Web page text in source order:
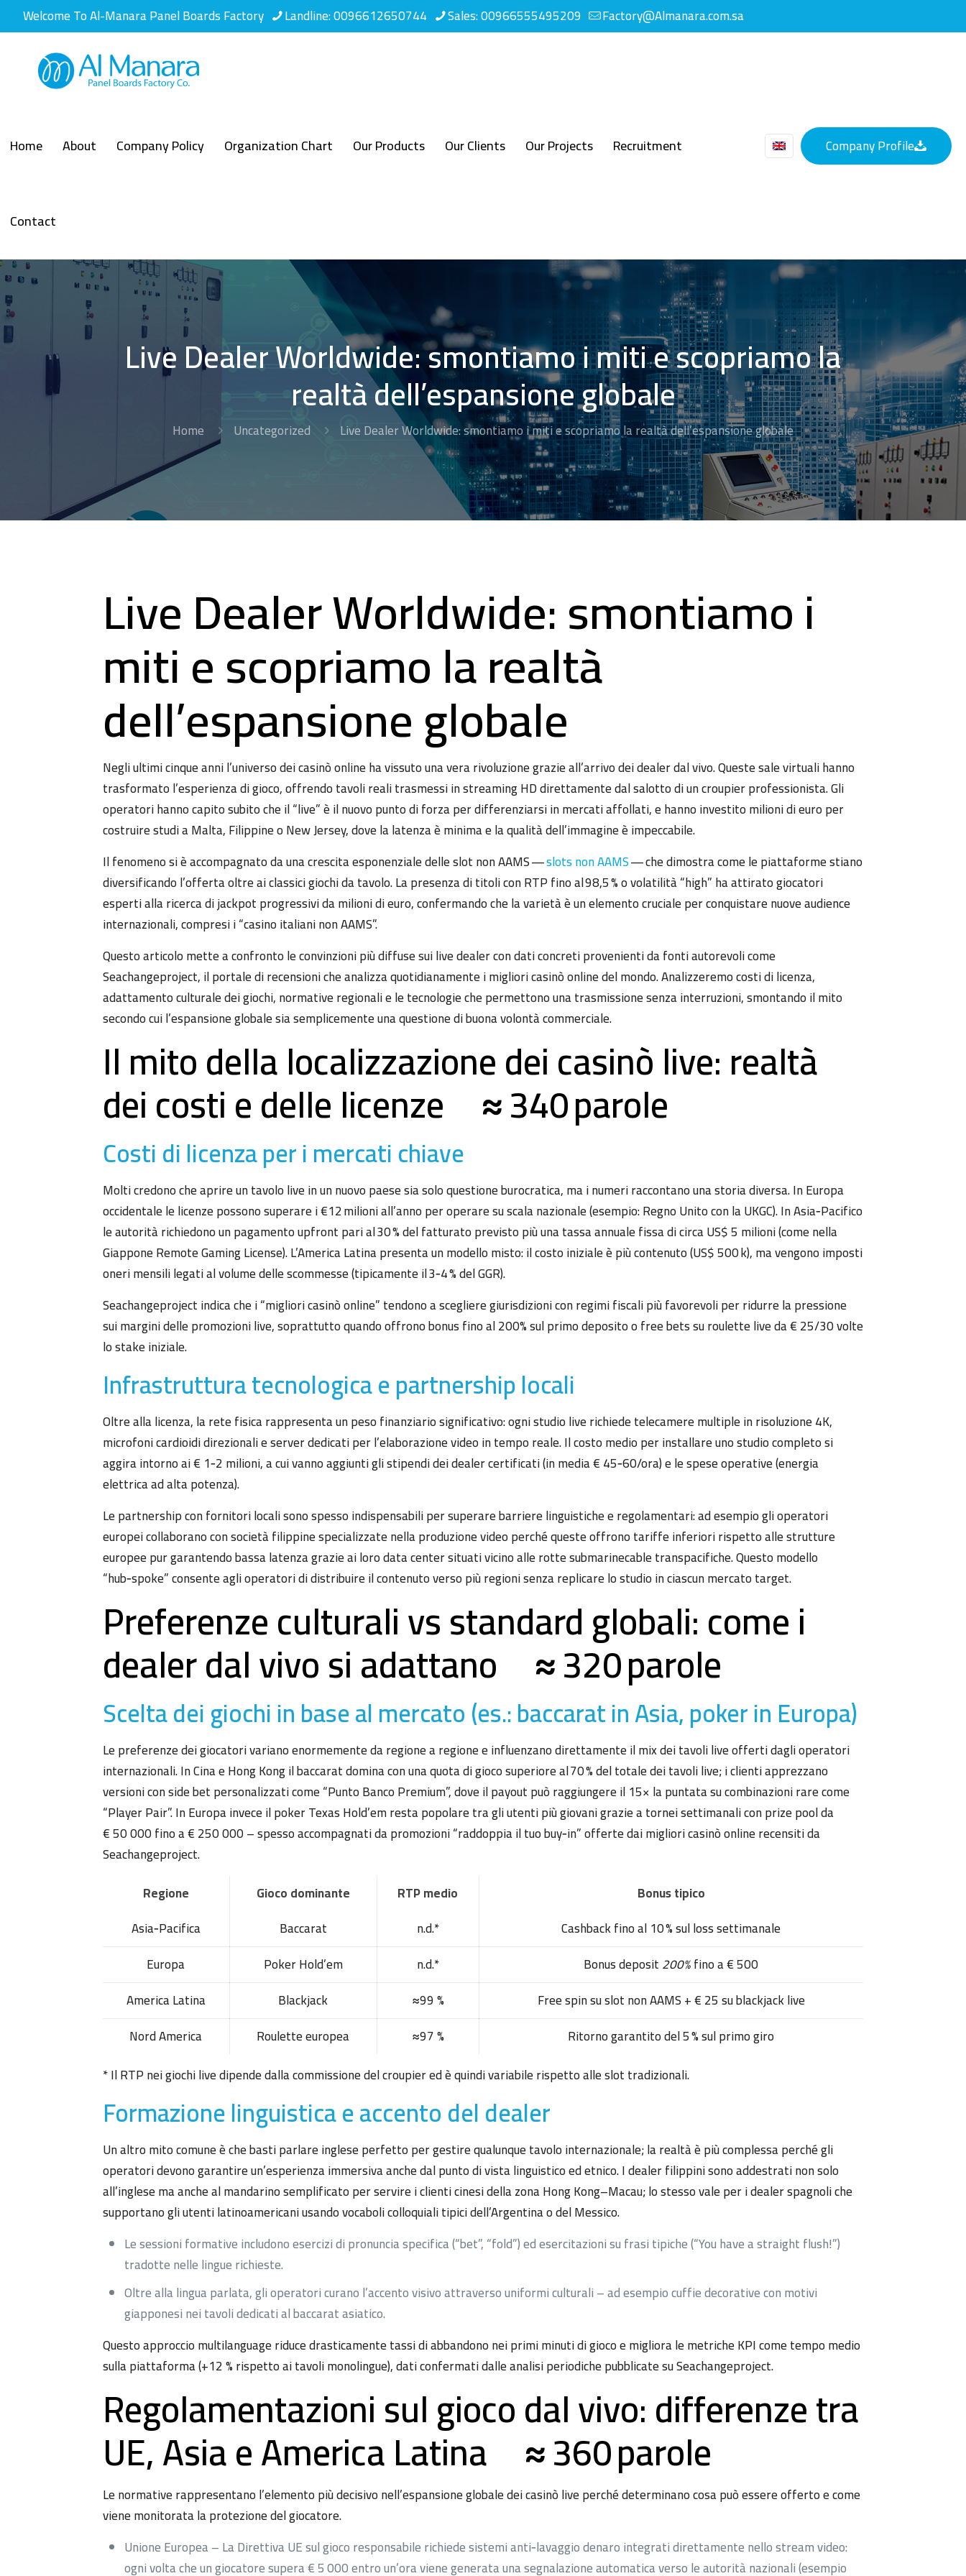
Welcome To Al-Manara Panel Boards Factory Landline: 0096612650744 Sales: 00966555495209 Factory@Almanara.com.sa
Home About Company Policy Organization Chart Our Products Our Clients Our Projects Recruitment
Contact
Company Profile
Live Dealer Worldwide: smontiamo i miti e scopriamo la
realtà dell’espansione globale
Home Uncategorized Live Dealer Worldwide: smontiamo i miti e scopriamo la realtà dell’espansione globale
Live Dealer Worldwide: smontiamo i
miti e scopriamo la realtà
dell’espansione globale
Negli ultimi cinque anni l’universo dei casinò online ha vissuto una vera rivoluzione grazie all’arrivo dei dealer dal vivo. Queste sale virtuali hanno
trasformato l’esperienza di gioco, offrendo tavoli reali trasmessi in streaming HD direttamente dal salotto di un croupier professionista. Gli
operatori hanno capito subito che il “live” è il nuovo punto di forza per differenziarsi in mercati affollati, e hanno investito milioni di euro per
costruire studi a Malta, Filippine o New Jersey, dove la latenza è minima e la qualità dell’immagine è impeccabile.
Il fenomeno si è accompagnato da una crescita esponenziale delle slot non AAMS —slots non AAMS— che dimostra come le piattaforme stiano
diversificando l’offerta oltre ai classici giochi da tavolo. La presenza di titoli con RTP fino al 98,5 % o volatilità “high” ha attirato giocatori
esperti alla ricerca di jackpot progressivi da milioni di euro, confermando che la varietà è un elemento cruciale per conquistare nuove audience
internazionali, compresi i “casino italiani non AAMS”.
Questo articolo mette a confronto le convinzioni più diffuse sui live dealer con dati concreti provenienti da fonti autorevoli come
Seachangeproject, il portale di recensioni che analizza quotidianamente i migliori casinò online del mondo. Analizzeremo costi di licenza,
adattamento culturale dei giochi, normative regionali e le tecnologie che permettono una trasmissione senza interruzioni, smontando il mito
secondo cui l’espansione globale sia semplicemente una questione di buona volontà commerciale.
Il mito della localizzazione dei casinò live: realtà
dei costi e delle licenze ≈ 340 parole
Costi di licenza per i mercati chiave
Molti credono che aprire un tavolo live in un nuovo paese sia solo questione burocratica, ma i numeri raccontano una storia diversa. In Europa
occidentale le licenze possono superare i €12 milioni all’anno per operare su scala nazionale (esempio: Regno Unito con la UKGC). In Asia‑Pacifico
le autorità richiedono un pagamento upfront pari al 30 % del fatturato previsto più una tassa annuale fissa di circa US$ 5 milioni (come nella
Giappone Remote Gaming License). L’America Latina presenta un modello misto: il costo iniziale è più contenuto (US$ 500 k), ma vengono imposti
oneri mensili legati al volume delle scommesse (tipicamente il 3‑4 % del GGR).
Seachangeproject indica che i “migliori casinò online” tendono a scegliere giurisdizioni con regimi fiscali più favorevoli per ridurre la pressione
sui margini delle promozioni live, soprattutto quando offrono bonus fino al 200% sul primo deposito o free bets su roulette live da € 25/30 volte
lo stake iniziale.
Infrastruttura tecnologica e partnership locali
Oltre alla licenza, la rete fisica rappresenta un peso finanziario significativo: ogni studio live richiede telecamere multiple in risoluzione 4K,
microfoni cardioidi direzionali e server dedicati per l’elaborazione video in tempo reale. Il costo medio per installare uno studio completo si
aggira intorno ai € 1‑2 milioni, a cui vanno aggiunti gli stipendi dei dealer certificati (in media € 45‑60/ora) e le spese operative (energia
elettrica ad alta potenza).
Le partnership con fornitori locali sono spesso indispensabili per superare barriere linguistiche e regolamentari: ad esempio gli operatori
europei collaborano con società filippine specializzate nella produzione video perché queste offrono tariffe inferiori rispetto alle strutture
europee pur garantendo bassa latenza grazie ai loro data center situati vicino alle rotte submarinecable transpacifiche. Questo modello
“hub‑spoke” consente agli operatori di distribuire il contenuto verso più regioni senza replicare lo studio in ciascun mercato target.
Preferenze culturali vs standard globali: come i
dealer dal vivo si adattano ≈ 320 parole
Scelta dei giochi in base al mercato (es.: baccarat in Asia, poker in Europa)
Le preferenze dei giocatori variano enormemente da regione a regione e influenzano direttamente il mix dei tavoli live offerti dagli operatori
internazionali. In Cina e Hong Kong il baccarat domina con una quota di gioco superiore al 70 % del totale dei tavoli live; i clienti apprezzano
versioni con side bet personalizzati come “Punto Banco Premium”, dove il payout può raggiungere il 15× la puntata su combinazioni rare come
“Player Pair”. In Europa invece il poker Texas Hold’em resta popolare tra gli utenti più giovani grazie a tornei settimanali con prize pool da
€ 50 000 fino a € 250 000 – spesso accompagnati da promozioni “raddoppia il tuo buy‑in” offerte dai migliori casinò online recensiti da
Seachangeproject.
Regione
Gioco dominante RTP medio
Bonus tipico
Asia‑Pacifica
Baccarat n.d.*
Cashback fino al 10 % sul loss settimanale
Europa
Poker Hold’em n.d.* Bonus deposit200%fino a € 500
America Latina
Blackjack ≈99 %
Free spin su slot non AAMS + € 25 su blackjack live
Nord America
Roulette europea ≈97 %
Ritorno garantito del 5 % sul primo giro
* Il RTP nei giochi live dipende dalla commissione del croupier ed è quindi variabile rispetto alle slot tradizionali.
Formazione linguistica e accento del dealer
Un altro mito comune è che basti parlare inglese perfetto per gestire qualunque tavolo internazionale; la realtà è più complessa perché gli
operatori devono garantire un’esperienza immersiva anche dal punto di vista linguistico ed etnico. I dealer filippini sono addestrati non solo
all’inglese ma anche al mandarino semplificato per servire i clienti cinesi della zona Hong Kong–Macau; lo stesso vale per i dealer spagnoli che
supportano gli utenti latinoamericani usando vocaboli colloquiali tipici dell’Argentina o del Messico.
Le sessioni formative includono esercizi di pronuncia specifica (“bet”, “fold”) ed esercitazioni su frasi tipiche (“You have a straight flush!”)
tradotte nelle lingue richieste.
Oltre alla lingua parlata, gli operatori curano l’accento visivo attraverso uniformi culturali – ad esempio cuffie decorative con motivi
giapponesi nei tavoli dedicati al baccarat asiatico.
Questo approccio multilanguage riduce drasticamente tassi di abbandono nei primi minuti di gioco e migliora le metriche KPI come tempo medio
sulla piattaforma (+12 % rispetto ai tavoli monolingue), dati confermati dalle analisi periodiche pubblicate su Seachangeproject.
Regolamentazioni sul gioco dal vivo: differenze tra
UE, Asia e America Latina ≈ 360 parole
Le normative rappresentano l’elemento più decisivo nell’espansione globale dei casinò live perché determinano cosa può essere offerto e come
viene monitorata la protezione del giocatore.
Unione Europea – La Direttiva UE sul gioco responsabile richiede sistemi anti‑lavaggio denaro integrati direttamente nello stream video:
ogni volta che un giocatore supera € 5 000 entro un’ora viene generata una segnalazione automatica verso le autorità nazionali (esempio